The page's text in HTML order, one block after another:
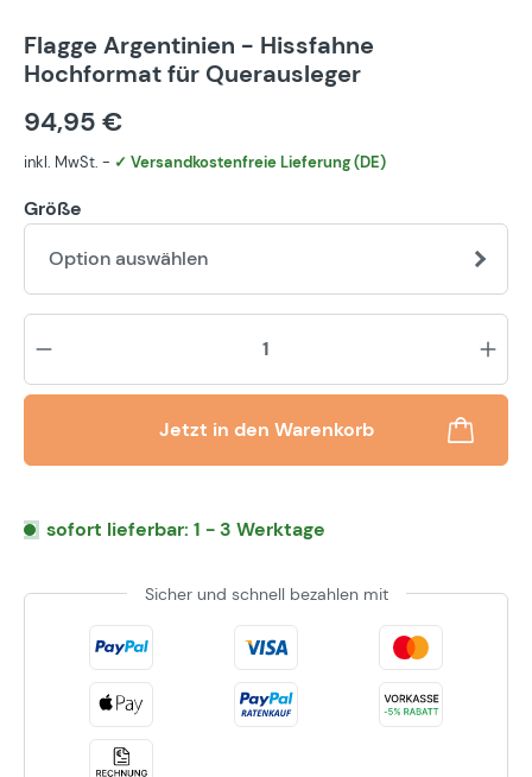
Flagge Argentinien - Hissfahne
Hochformat für Querausleger
94,95 €
inkl. MwSt. - ✓ Versandkostenfreie Lieferung (DE)
Größe
Option auswählen
Jetzt in den Warenkorb
sofort lieferbar: 1 - 3 Werktage
Sicher und schnell bezahlen mit